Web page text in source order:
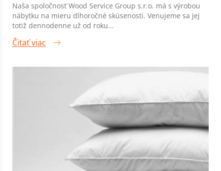
Naša spoločnosť Wood Service Group s.r.o. má s výrobou
nábytku na mieru dlhoročné skúsenosti. Venujeme sa jej
totiž dennodenne už od roku...
Čitať viac